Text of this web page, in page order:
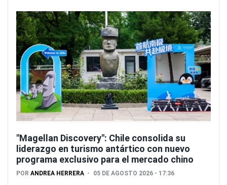
"Magellan Discovery": Chile consolida su
liderazgo en turismo antártico con nuevo
programa exclusivo para el mercado chino
POR ANDREA HERRERA 05 DE AGOSTO 2026 - 17:36